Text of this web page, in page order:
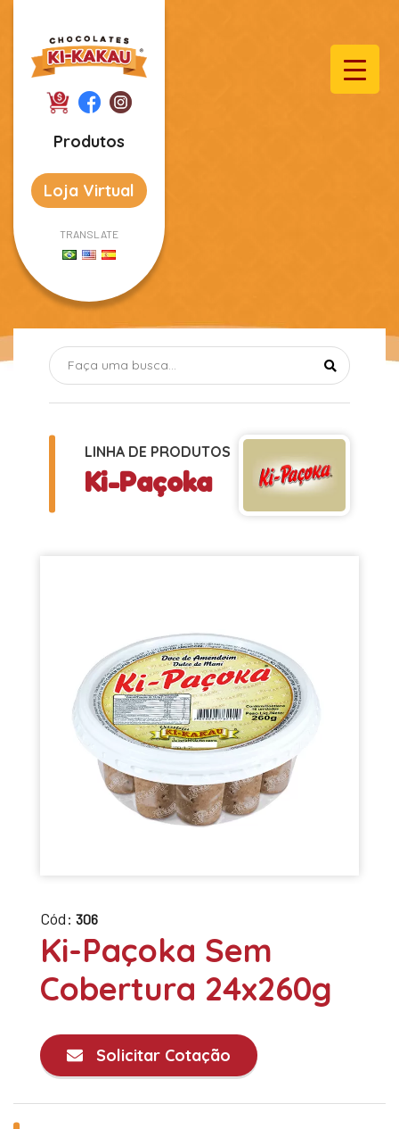
Produtos
Loja Virtual
TRANSLATE
LINHA DE PRODUTOS
Ki-Paçoka
Cód: 306
Ki-Paçoka Sem
Cobertura 24x260g
Solicitar Cotação